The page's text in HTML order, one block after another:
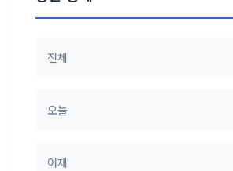
전체
오늘
어제